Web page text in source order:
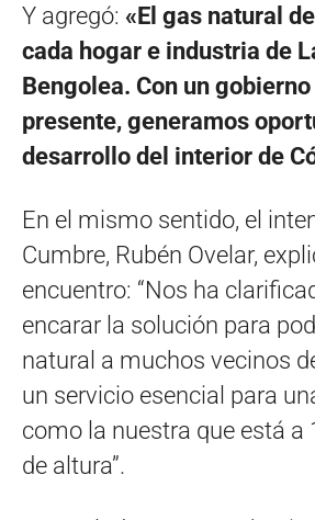
Y agregó: «El gas natural
cada hogar e industria de
Bengolea. Con un gobierno
presente, generamos
desarrollo del interior de
En el mismo sentido, el
Cumbre, Rubén Ovelar,
encuentro: “Nos ha
encarar la solución para
natural a muchos vecinos
un servicio esencial para
como la nuestra que está a
de altura”.